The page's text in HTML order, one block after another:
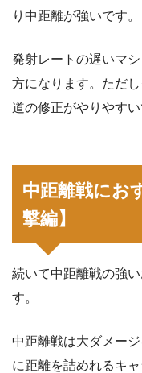
り中距離が強いです。
発射レートの遅いマ
方になります。ただ
道の修正がやりやすい
中距離戦にお
撃編】
続いて中距離戦の強
す。
中距離戦は大ダメー
に距離を詰めれるキ